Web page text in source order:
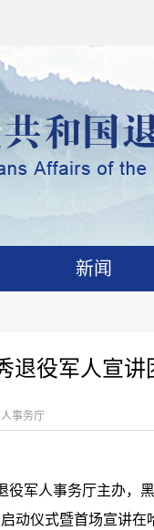
新闻
退役军人宣
事务厅
役军人事务厅主办，
动仪式暨首场宣讲在